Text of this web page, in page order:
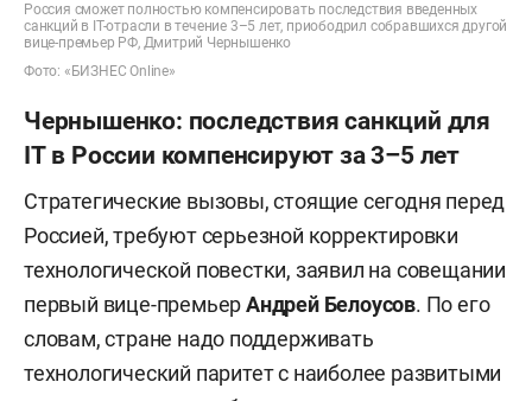
Россия сможет полностью компенсировать последствия введенных
санкций в IТ-отрасли в течение 3–5 лет, приободрил собравшихся другой
вице-премьер РФ, Дмитрий Чернышенко
Фото: «БИЗНЕС Online»
Чернышенко: последствия санкций для
IT в России компенсируют за 3–5 лет
Стратегические вызовы, стоящие сегодня перед
Россией, требуют серьезной корректировки
технологической повестки, заявил на совещании
первый вице-премьерАндрей Белоусов. По его
словам, стране надо поддерживать
технологический паритет с наиболее развитыми